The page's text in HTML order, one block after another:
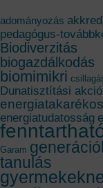
adományozás
pedagógus-
Biodiverzitás
biogazdálkodás
biomimikri
Dunatisztítási akció
energiatudatosság
Garam
tanulás